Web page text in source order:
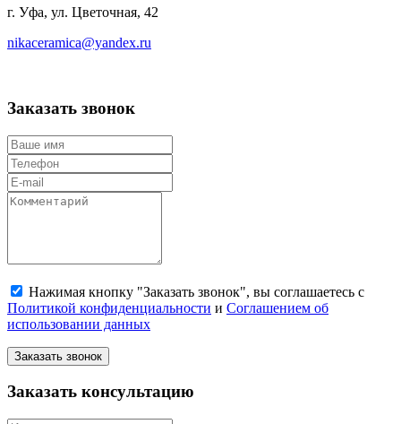
г. Уфа, ул. Цветочная, 42
nikaceramica@yandex.ru
Заказать звонок
Нажимая кнопку "Заказать звонок", вы соглашаетесь с
Политикой конфиденциальности и Соглашением об
использовании данных
Заказать звонок
Заказать консультацию